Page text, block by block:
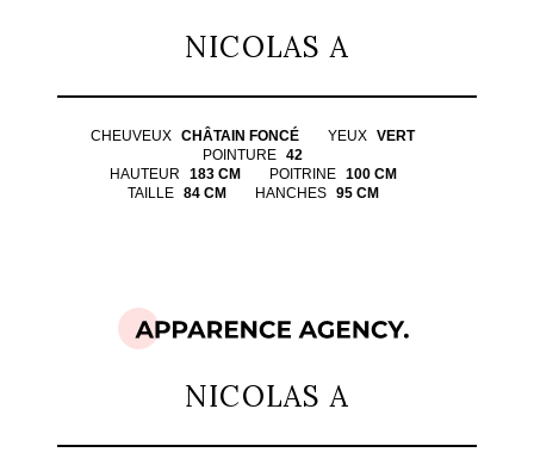
NICOLAS A
CHEUVEUX CHÂTAIN FONCÉ YEUX VERT
POINTURE 42
HAUTEUR
183 CM POITRINE
100 CM
TAILLE
84 CM HANCHES 95 CM
NICOLAS A